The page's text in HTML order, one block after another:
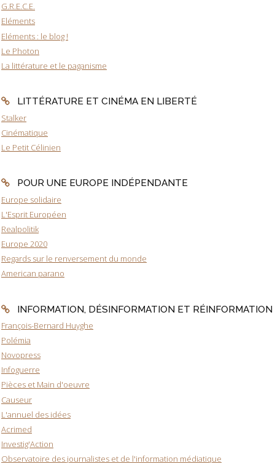
G.R.E.C.E.
Eléments
Eléments : le blog !
Le Photon
La littérature et le paganisme
LITTÉRATURE ET CINÉMA EN LIBERTÉ
Stalker
Cinématique
Le Petit Célinien
POUR UNE EUROPE INDÉPENDANTE
Europe solidaire
L'Esprit Européen
Realpolitik
Europe 2020
Regards sur le renversement du monde
American parano
INFORMATION, DÉSINFORMATION ET RÉINFORMATION
François-Bernard Huyghe
Polémia
Novopress
Infoguerre
Pièces et Main d'oeuvre
Causeur
L'annuel des idées
Acrimed
Investig'Action
Observatoire des journalistes et de l'information médiatique